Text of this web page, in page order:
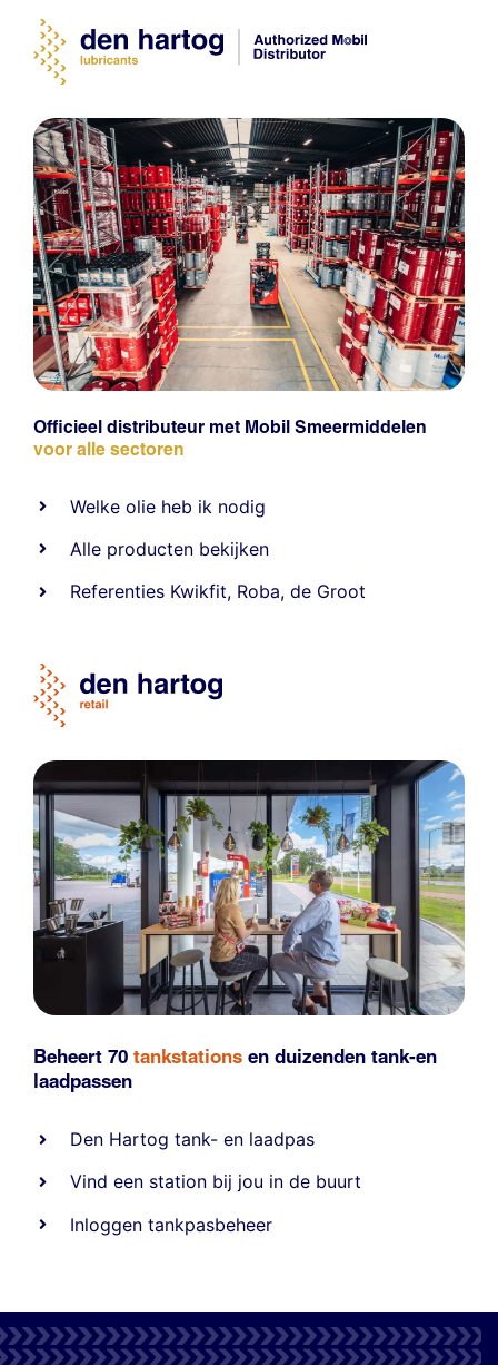
Officieel distributeur met Mobil Smeermiddelen
voor alle sectoren
Welke olie heb ik nodig
Alle producten bekijken
Referenties Kwikfit, Roba,de Groot
Beheert 70 tankstations en duizenden tank-en
laadpassen
Den Hartog tank- en laadpas
Vind een station bij jou in de buurt
Inloggen tankpasbeheer